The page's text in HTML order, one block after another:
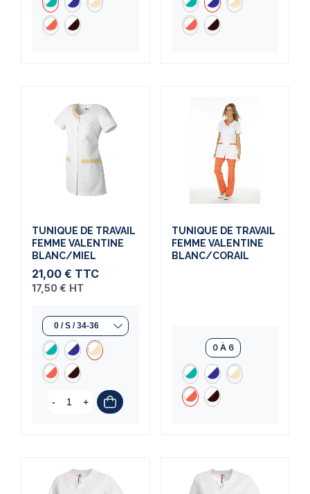
TUNIQUE DE TRAVAIL
FEMME VALENTINE
BLANC/MIEL
21,00 € TTC
17,50 € HT
- +
TUNIQUE DE TRAVAIL
FEMME VALENTINE
BLANC/CORAIL
0 À 6